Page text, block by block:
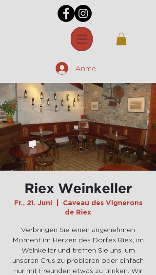
Anmelden
Riex Weinkeller
Fr., 21. Juni
Caveau des Vignerons
de Riex
Verbringen Sie einen angenehmen
Moment im Herzen des Dorfes Riex, im
Weinkeller und treffen Sie uns, um
unseren Crus zu probieren oder einfach
nur mit Freunden etwas zu trinken. Wir